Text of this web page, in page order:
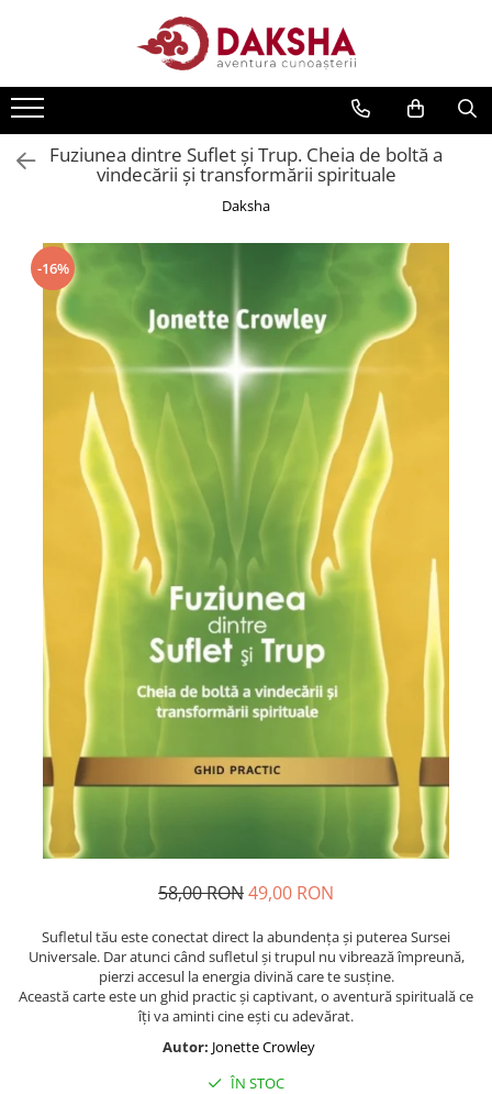
Editura Daksha
Seria Radu Cinamar
Seria Anton Parks
Seria Immanuel Velikovsky
Dezvăluiri
Spiritualitate
Extratereștrii
Transformare spirituală
Psihologie
Dezvoltare personală
Seria Montauk
Mistere
Seria Chico Xavier
Seria Helena Blavatsky
Oracole
Sănătate
Umor
Ficțiune
Alimentație
Vindecare
Fuziunea dintre Suflet și Trup. Cheia de boltă a
vindecării și transformării spirituale
Daksha
-16%
58,00 RON49,00 RON
Sufletul tău este conectat direct la abundența și puterea Sursei
Universale. Dar atunci când sufletul și trupul nu vibrează împreună,
pierzi accesul la energia divină care te susține.
Această carte este un ghid practic și captivant, o aventură spirituală ce
îți va aminti cine ești cu adevărat.
Autor: Jonette Crowley
ÎN STOC